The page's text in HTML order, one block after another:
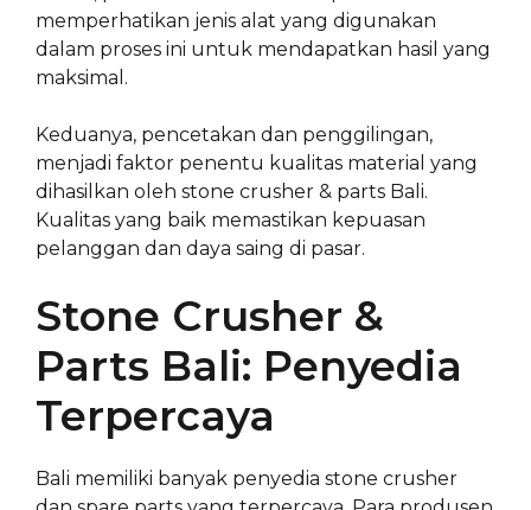
memperhatikan jenis alat yang digunakan
dalam proses ini untuk mendapatkan hasil yang
maksimal.
Keduanya, pencetakan dan penggilingan,
menjadi faktor penentu kualitas material yang
dihasilkan oleh stone crusher & parts Bali.
Kualitas yang baik memastikan kepuasan
pelanggan dan daya saing di pasar.
Stone Crusher &
Parts Bali: Penyedia
Terpercaya
Bali memiliki banyak penyedia stone crusher